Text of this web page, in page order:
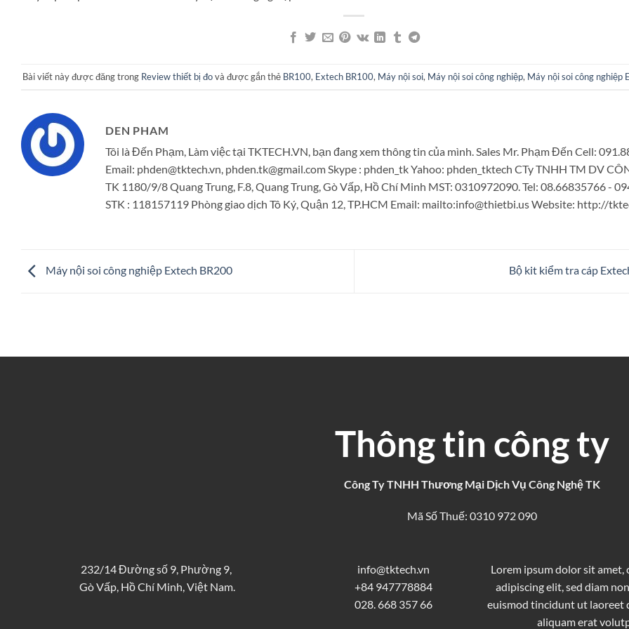
Bài viết này được đăng trong Review thiết bị đovà được gắn thẻ BR100, Extech BR100, Máy nội soi, Máy nội soi công nghiệp, Máy nội soi công nghiệp
DEN PHAM
Tôi là Đến Phạm, Làm việc tại TKTECH.VN, bạn đang xem thông tin của mình. Sales Mr. Phạm Đến Cell:
Email: phden@tktech.vn, phden.tk@gmail.com Skype : phden_tk Yahoo: phden_tktech CTy TNHH TM DV
TK 1180/9/8 Quang Trung, F.8, Quang Trung, Gò Vấp, Hồ Chí Minh MST: 0310972090. Tel: 08.66835766 -
STK : 118157119 Phòng giao dịch Tô Ký, Quận 12, TP.HCM Email: mailto:info@thietbi.us Website: http://
Máy nội soi công nghiệp Extech BR200 Bộ kit kiểm tra cáp
Thông tin công ty
Công Ty TNHH Thương Mại Dịch Vụ Công Nghệ TK
Mã Số Thuế: 0310 972 090
232/14 Đường số 9, Phường 9,
Gò Vấp, Hồ Chí Minh, Việt Nam.
info@tktech.vn
+84 947778884
028. 668 357 66
Lorem ipsum dolor sit amet,
adipiscing elit, sed diam
euismod tincidunt ut laoreet
aliquam erat